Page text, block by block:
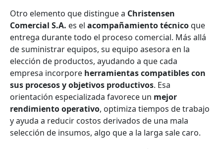
Otro elemento que distingue a Christensen
Comercial S.A. es el acompañamiento técnicoque
entrega durante todo el proceso comercial. Más allá
de suministrar equipos, su equipo asesora en la
elección de productos, ayudando a que cada
empresa incorpore herramientas compatibles con
sus procesos y objetivos productivos. Esa
orientación especializada favorece un mejor
rendimiento operativo, optimiza tiempos de trabajo
y ayuda a reducir costos derivados de una mala
selección de insumos, algo que a la larga sale caro.